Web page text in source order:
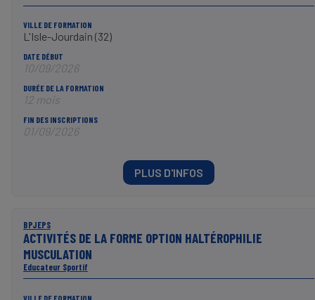
VILLE DE FORMATION
L'Isle-Jourdain (32)
DATE DÉBUT
10/09/2026
DURÉE DE LA FORMATION
12 mois
FIN DES INSCRIPTIONS
01/09/2026
PLUS D'INFOS
BPJEPS
ACTIVITÉS DE LA FORME OPTION HALTÉROPHILIE
MUSCULATION
Educateur Sportif
VILLE DE FORMATION